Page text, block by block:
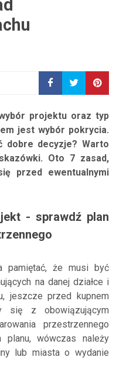
projektu oraz typ
jest wybór pokrycia.
dobre decyzje? Warto
Oto 7 zasad,
przed ewentualnymi
- sprawdź plan
pamiętać, że musi być
na danej działce i
jeszcze przed kupnem
się z obowiązującym
przestrzennego
wówczas należy
lub miasta o wydanie